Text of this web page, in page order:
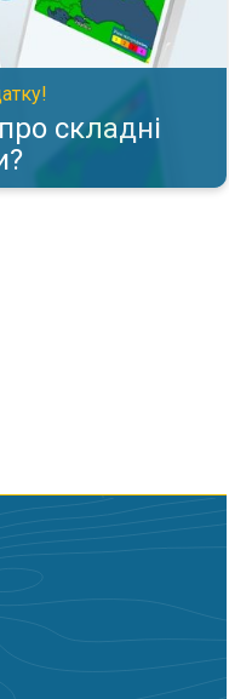
складні